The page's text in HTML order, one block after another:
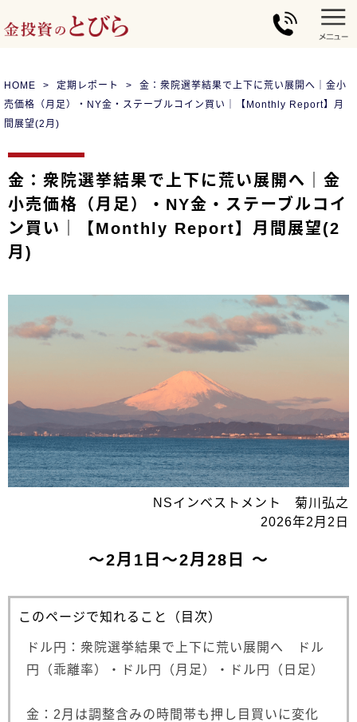
HOME 定期レポート
金：衆院選挙結果で上下に荒い展開へ｜金小
売価格（月足）・NY金・ステーブルコイン買い｜【Monthly Report】月
間展望(2月)
金：衆院選挙結果で上下に荒い展開へ｜金
小売価格（月足）・NY金・ステーブルコイ
ン買い｜【Monthly Report】月間展望(2
月)
NSインベストメント 菊川弘之
2026年2月2日
～2月1日～2月28日 ～
このページで知れること（目次）
ドル円：衆院選挙結果で上下に荒い展開へ ドル
円（乖離率）・ドル円（月足）・ドル円（日足）
金：2月は調整含みの時間帯も押し目買いに変化